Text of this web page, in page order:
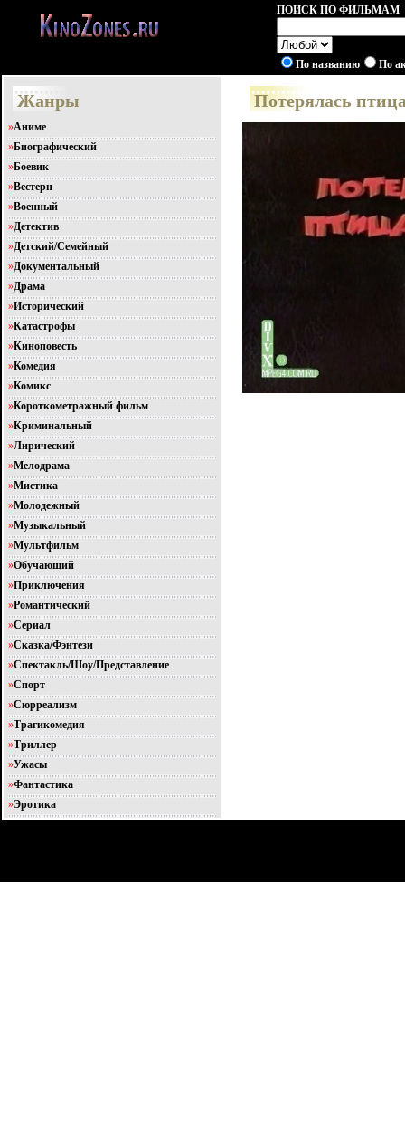
ПОИСК ПО ФИЛЬМАМ
По названию По
Жанры
»Аниме
»Биографический
»Боевик
»Вестерн
»Военный
»Детектив
»Детский/Семейный
»Документальный
»Драма
»Исторический
»Катастрофы
»Киноповесть
»Комедия
»Комикс
»Короткометражный фильм
»Криминальный
»Лирический
»Мелодрама
»Мистика
»Молодежный
»Музыкальный
»Мультфильм
»Обучающий
»Приключения
»Романтический
»Сериал
»Сказка/Фэнтези
»Спектакль/Шоу/Представление
»Спорт
»Сюрреализм
»Трагикомедия
»Триллер
»Ужасы
»Фантастика
»Эротика
Потерялась